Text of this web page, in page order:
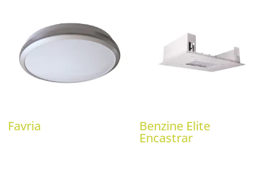
Favria Benzine Elite
Encastrar